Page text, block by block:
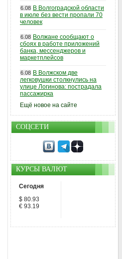
6.08 В Волгоградской области
в июле без вести пропали 70
человек
6.08 Волжане сообщают о
сбоях в работе приложений
банка, мессенджеров и
маркетплейсов
6.08 В Волжском две
легковушки столкнулись на
улице Логинова: пострадала
пассажирка
Ещё новое на сайте
СОЦСЕТИ
КУРСЫ ВАЛЮТ
Сегодня
$ 80.93
€ 93.19